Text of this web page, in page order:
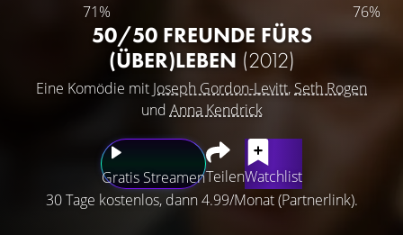
71% 76%
50/50 FREUNDE FÜRS
(ÜBER)LEBEN (2012)
Eine Komödie mit Joseph Gordon-Levitt,Seth Rogen
und Anna Kendrick
Gratis StreamenTeilenWatchlist
30 Tage kostenlos, dann 4.99/Monat (Partnerlink).